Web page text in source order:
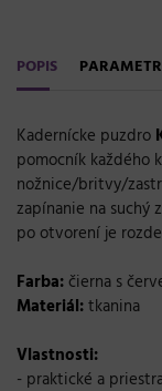
POPIS
Kadernícke puzdro
pomocník každého
nožnice/britvy/
zapínanie na suchý
po otvorení je
Farba: čierna s
Materiál:tkanina
Vlastnosti:
- praktické a